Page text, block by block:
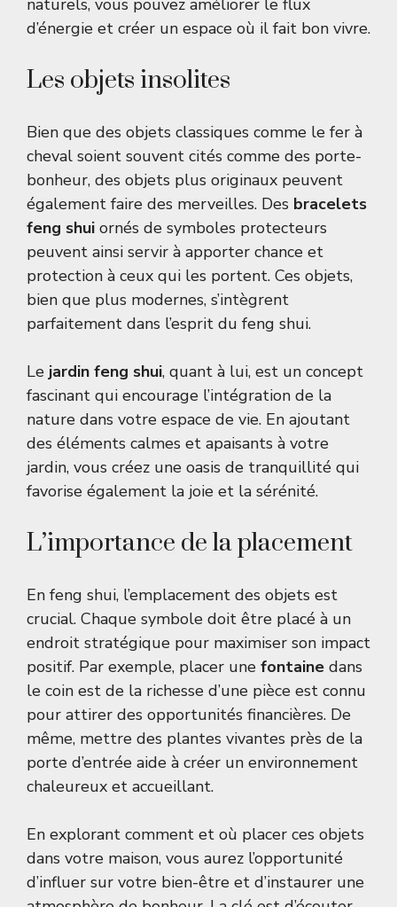
naturels, vous pouvez améliorer le flux
d’énergie et créer un espace où il fait bon vivre.
Les objets insolites
Bien que des objets classiques comme le fer à
cheval soient souvent cités comme des porte-
bonheur, des objets plus originaux peuvent
également faire des merveilles. Des bracelets
feng shui ornés de symboles protecteurs
peuvent ainsi servir à apporter chance et
protection à ceux qui les portent. Ces objets,
bien que plus modernes, s’intègrent
parfaitement dans l’esprit du feng shui.
Le jardin feng shui, quant à lui, est un concept
fascinant qui encourage l’intégration de la
nature dans votre espace de vie. En ajoutant
des éléments calmes et apaisants à votre
jardin, vous créez une oasis de tranquillité qui
favorise également la joie et la sérénité.
L’importance de la placement
En feng shui, l’emplacement des objets est
crucial. Chaque symbole doit être placé à un
endroit stratégique pour maximiser son impact
positif. Par exemple, placer une fontaine dans
le coin est de la richesse d’une pièce est connu
pour attirer des opportunités financières. De
même, mettre des plantes vivantes près de la
porte d’entrée aide à créer un environnement
chaleureux et accueillant.
En explorant comment et où placer ces objets
dans votre maison, vous aurez l’opportunité
d’influer sur votre bien-être et d’instaurer une